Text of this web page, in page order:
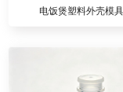
电饭煲塑料外壳模